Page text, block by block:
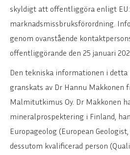
skyldigt att offentliggöra enligt
marknadsmissbruksförordning.
genom ovanstående
offentliggörande den 25 januari
Den tekniska informationen i detta
granskats av Dr Hannu Makkonen
Malmitutkimus Oy. Dr Makkonen
mineralprospektering i Finland,
Europageolog (European
dessutom kvalificerad person